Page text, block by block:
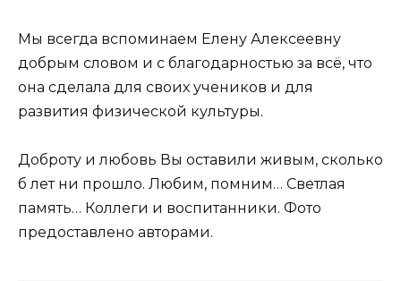
Мы всегда вспоминаем Елену Алексеевну
добрым словом и с благодарностью за всё, что
она сделала для своих учеников и для
развития физической культуры.
Доброту и любовь Вы оставили живым, сколько
б лет ни прошло. Любим, помним… Светлая
память… Коллеги и воспитанники. Фото
предоставлено авторами.